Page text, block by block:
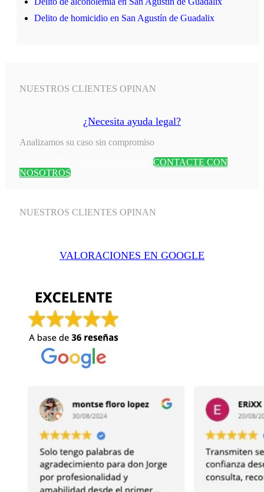
Delito de homicidio en San Agustín de Guadalix
NUESTROS CLIENTES OPINAN
¿Necesita ayuda legal?
Analizamos su caso sin compromiso
CONTACTE CON
NOSOTROS
NUESTROS CLIENTES OPINAN
VALORACIONES EN GOOGLE